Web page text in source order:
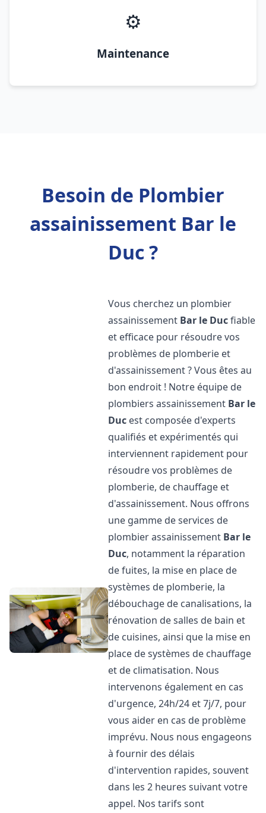
⚙️
Maintenance
Besoin de Plombier
assainissement Bar le
Duc ?
Vous cherchez un plombier
assainissement Bar le Ducfiable
et efficace pour résoudre vos
problèmes de plomberie et
d'assainissement ? Vous êtes au
bon endroit ! Notre équipe de
plombiers assainissement Bar le
Duc est composée d'experts
qualifiés et expérimentés qui
interviennent rapidement pour
résoudre vos problèmes de
plomberie, de chauffage et
d'assainissement. Nous offrons
une gamme de services de
plombier assainissement Bar le
Duc, notamment la réparation
de fuites, la mise en place de
systèmes de plomberie, la
débouchage de canalisations, la
rénovation de salles de bain et
de cuisines, ainsi que la mise en
place de systèmes de chauffage
et de climatisation. Nous
intervenons également en cas
d'urgence, 24h/24 et 7j/7, pour
vous aider en cas de problème
imprévu. Nous nous engageons
à fournir des délais
d'intervention rapides, souvent
dans les 2 heures suivant votre
appel. Nos tarifs sont